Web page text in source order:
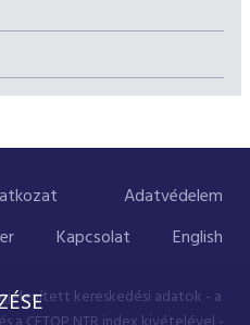
Adatvédelem
Kapcsolat English
kereskedési adatok - a